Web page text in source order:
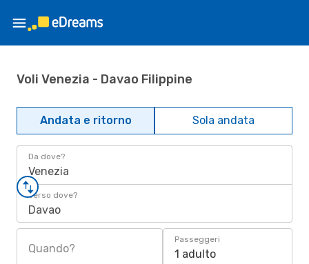
Voli Venezia - Davao Filippine
Andata e ritorno Sola andata
Da dove?
Venezia
Verso dove?
Davao
Quando?
Passeggeri
1 adulto